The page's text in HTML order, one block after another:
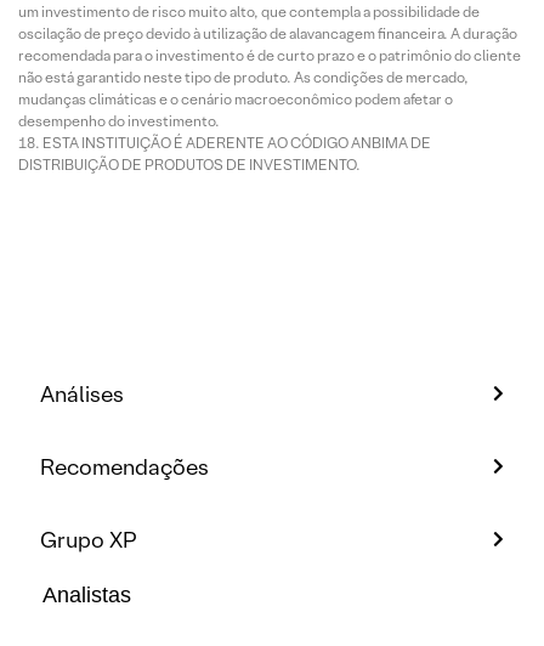
um investimento de risco muito alto, que contempla a possibilidade de
oscilação de preço devido à utilização de alavancagem financeira. A duração
recomendada para o investimento é de curto prazo e o patrimônio do cliente
não está garantido neste tipo de produto. As condições de mercado,
mudanças climáticas e o cenário macroeconômico podem afetar o
desempenho do investimento.
ESTA INSTITUIÇÃO É ADERENTE AO CÓDIGO ANBIMA DE
DISTRIBUIÇÃO DE PRODUTOS DE INVESTIMENTO.
Análises
Recomendações
Grupo XP
Analistas